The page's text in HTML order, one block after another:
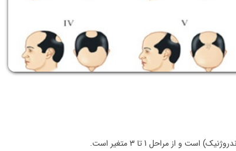
و از مراحل 1 تا 3 متغیر است.